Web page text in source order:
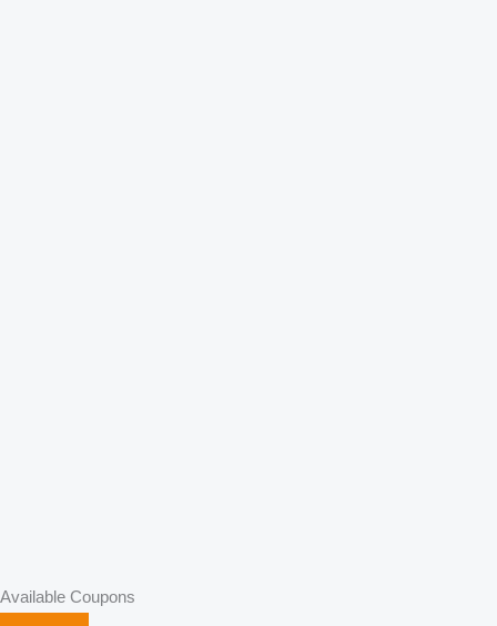
Available Coupons